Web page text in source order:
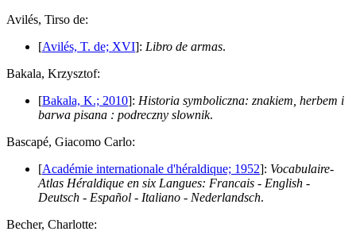
Avilés, Tirso de:
[Avilés, T. de; XVI]: Libro de armas.
Bakala, Krzysztof:
[Bakala, K.; 2010]: Historia symboliczna: znakiem, herbem i
barwa pisana : podreczny slownik.
Bascapé, Giacomo Carlo:
[Académie internationale d'héraldique; 1952]: Vocabulaire-
Atlas Héraldique en six Langues: Francais - English -
Deutsch - Español - Italiano - Nederlandsch.
Becher, Charlotte: